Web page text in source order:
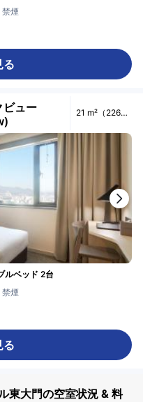
禁煙
る
ビュー
21 m²（226
ルベッド 2台
禁煙
る
東大門の空室状況 & 料